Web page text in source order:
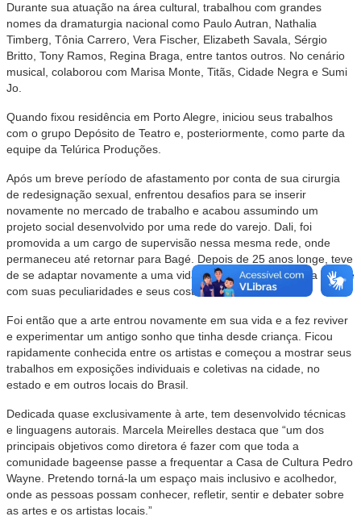
Durante sua atuação na área cultural, trabalhou com grandes
nomes da dramaturgia nacional como Paulo Autran, Nathalia
Timberg, Tônia Carrero, Vera Fischer, Elizabeth Savala, Sérgio
Britto, Tony Ramos, Regina Braga, entre tantos outros. No cenário
musical, colaborou com Marisa Monte, Titãs, Cidade Negra e Sumi
Jo.
Quando fixou residência em Porto Alegre, iniciou seus trabalhos
com o grupo Depósito de Teatro e, posteriormente, como parte da
equipe da Telúrica Produções.
Após um breve período de afastamento por conta de sua cirurgia
de redesignação sexual, enfrentou desafios para se inserir
novamente no mercado de trabalho e acabou assumindo um
projeto social desenvolvido por uma rede do varejo. Dali, foi
promovida a um cargo de supervisão nessa mesma rede, onde
permaneceu até retornar para Bagé. Depois de 25 anos longe, teve
de se adaptar novamente a uma vida mais tranquila e a uma cidade
com suas peculiaridades e seus costumes.
Foi então que a arte entrou novamente em sua vida e a fez reviver
e experimentar um antigo sonho que tinha desde criança. Ficou
rapidamente conhecida entre os artistas e começou a mostrar seus
trabalhos em exposições individuais e coletivas na cidade, no
estado e em outros locais do Brasil.
Dedicada quase exclusivamente à arte, tem desenvolvido técnicas
e linguagens autorais. Marcela Meirelles destaca que “um dos
principais objetivos como diretora é fazer com que toda a
comunidade bageense passe a frequentar a Casa de Cultura Pedro
Wayne. Pretendo torná-la um espaço mais inclusivo e acolhedor,
onde as pessoas possam conhecer, refletir, sentir e debater sobre
as artes e os artistas locais.”